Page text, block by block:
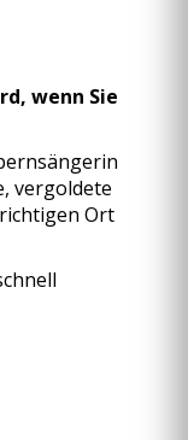
wenn Sie
vergoldete
Ort